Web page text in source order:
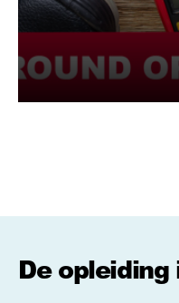
De opleiding